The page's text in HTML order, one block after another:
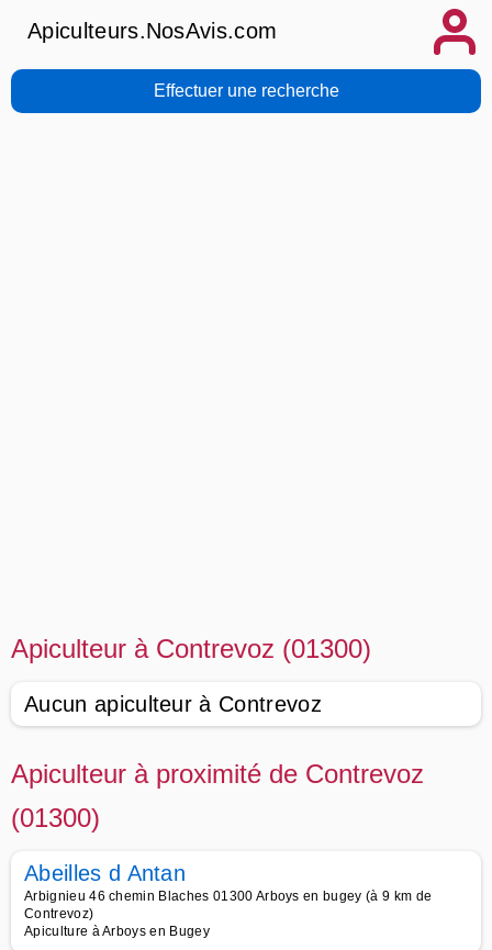
Apiculteurs.NosAvis.com
Effectuer une recherche
Apiculteur à Contrevoz (01300)
Aucun apiculteur à Contrevoz
Apiculteur à proximité de Contrevoz
(01300)
Abeilles d Antan
Arbignieu 46 chemin Blaches 01300 Arboys en bugey (à 9 km de
Contrevoz)
Apiculture à Arboys en Bugey